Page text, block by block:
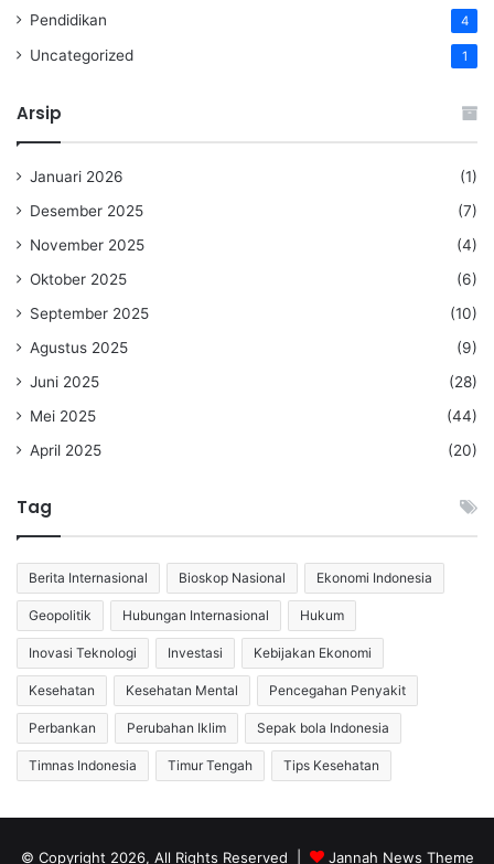
Pendidikan 4
Uncategorized 1
Arsip
Januari 2026
(1)
Desember 2025
(7)
November 2025
(4)
Oktober 2025
(6)
September 2025
(10)
Agustus 2025
(9)
Juni 2025
(28)
Mei 2025
(44)
April 2025
(20)
Tag
Berita Internasional Bioskop Nasional Ekonomi Indonesia
Geopolitik Hubungan Internasional Hukum
Inovasi Teknologi Investasi Kebijakan Ekonomi
Kesehatan Kesehatan Mental Pencegahan Penyakit
Perbankan Perubahan Iklim Sepak bola Indonesia
Timnas Indonesia Timur Tengah Tips Kesehatan
© Copyright 2026, All Rights Reserved | Jannah News Theme